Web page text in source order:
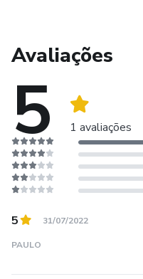
Avaliações
5 1 avaliações
5 31/07/2022
PAULO